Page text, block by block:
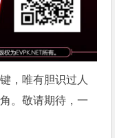
，唯有胆识过人
。敬请期待，一